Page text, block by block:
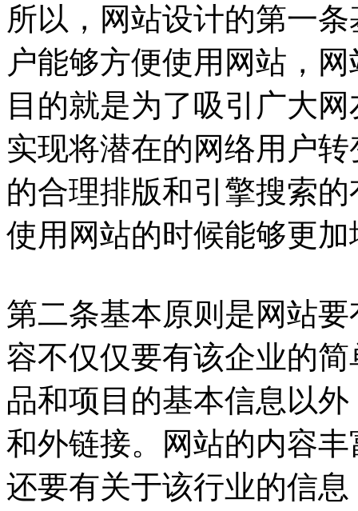
所以，网站设计的第一
户能够方便使用网站，
目的就是为了吸引广大
实现将潜在的网络用户
的合理排版和引擎搜索
使用网站的时候能够更
第二条基本原则是网站
容不仅仅要有该企业的
品和项目的基本信息以
和外链接。网站的内容
还要有关于该行业的信